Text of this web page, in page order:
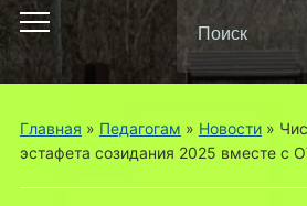
Переключить
мобильное
меню
Поиск
по:
Главная » Педагогам » Новости»
эстафета созидания 2025 вместе с